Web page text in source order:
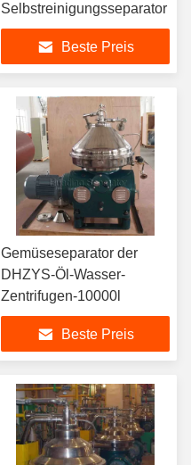
Selbstreinigungsseparator
Beste Preis
Gemüseseparator der
DHZYS-Öl-Wasser-
Zentrifugen-10000l
Beste Preis